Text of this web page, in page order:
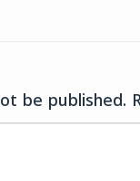
be published.